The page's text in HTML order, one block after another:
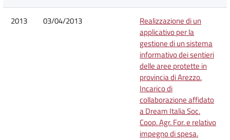
2013 03/04/2013
Realizzazione di un
applicativo per la
gestione di un sistema
informativo dei sentieri
delle aree protette in
provincia di Arezzo.
Incarico di
collaborazione affidato
a Dream Italia Soc.
Coop. Agr. For. e relativo
impegno di spesa.